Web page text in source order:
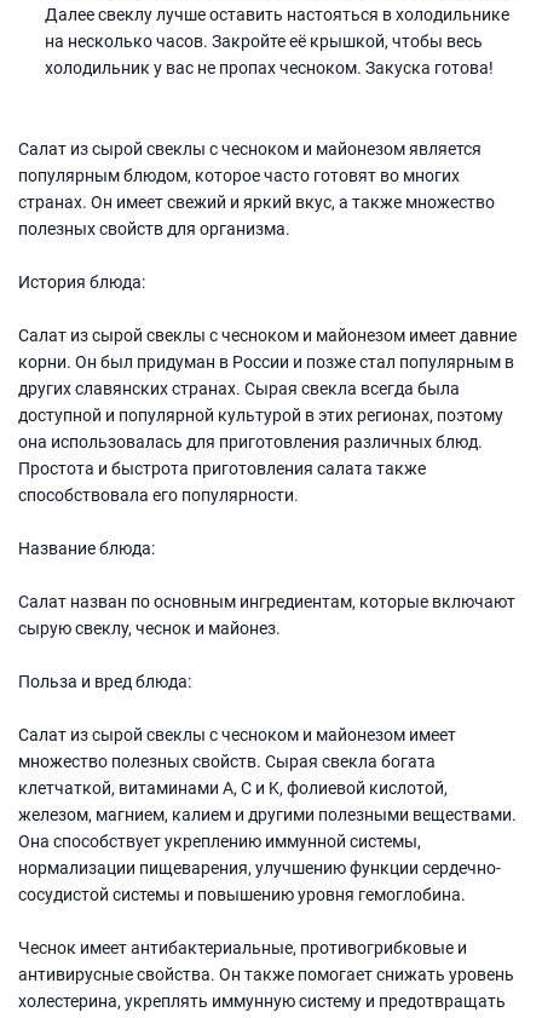
Далее свеклу лучше оставить настояться в холодильнике
на несколько часов. Закройте её крышкой, чтобы весь
холодильник у вас не пропах чесноком. Закуска готова!
Салат из сырой свеклы с чесноком и майонезом является
популярным блюдом, которое часто готовят во многих
странах. Он имеет свежий и яркий вкус, а также множество
полезных свойств для организма.
История блюда:
Салат из сырой свеклы с чесноком и майонезом имеет давние
корни. Он был придуман в России и позже стал популярным в
других славянских странах. Сырая свекла всегда была
доступной и популярной культурой в этих регионах, поэтому
она использовалась для приготовления различных блюд.
Простота и быстрота приготовления салата также
способствовала его популярности.
Название блюда:
Салат назван по основным ингредиентам, которые включают
сырую свеклу, чеснок и майонез.
Польза и вред блюда:
Салат из сырой свеклы с чесноком и майонезом имеет
множество полезных свойств. Сырая свекла богата
клетчаткой, витаминами A, C и K, фолиевой кислотой,
железом, магнием, калием и другими полезными веществами.
Она способствует укреплению иммунной системы,
нормализации пищеварения, улучшению функции сердечно-
сосудистой системы и повышению уровня гемоглобина.
Чеснок имеет антибактериальные, противогрибковые и
антивирусные свойства. Он также помогает снижать уровень
холестерина, укреплять иммунную систему и предотвращать